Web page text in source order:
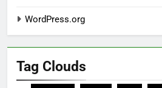
WordPress.org
Tag Clouds